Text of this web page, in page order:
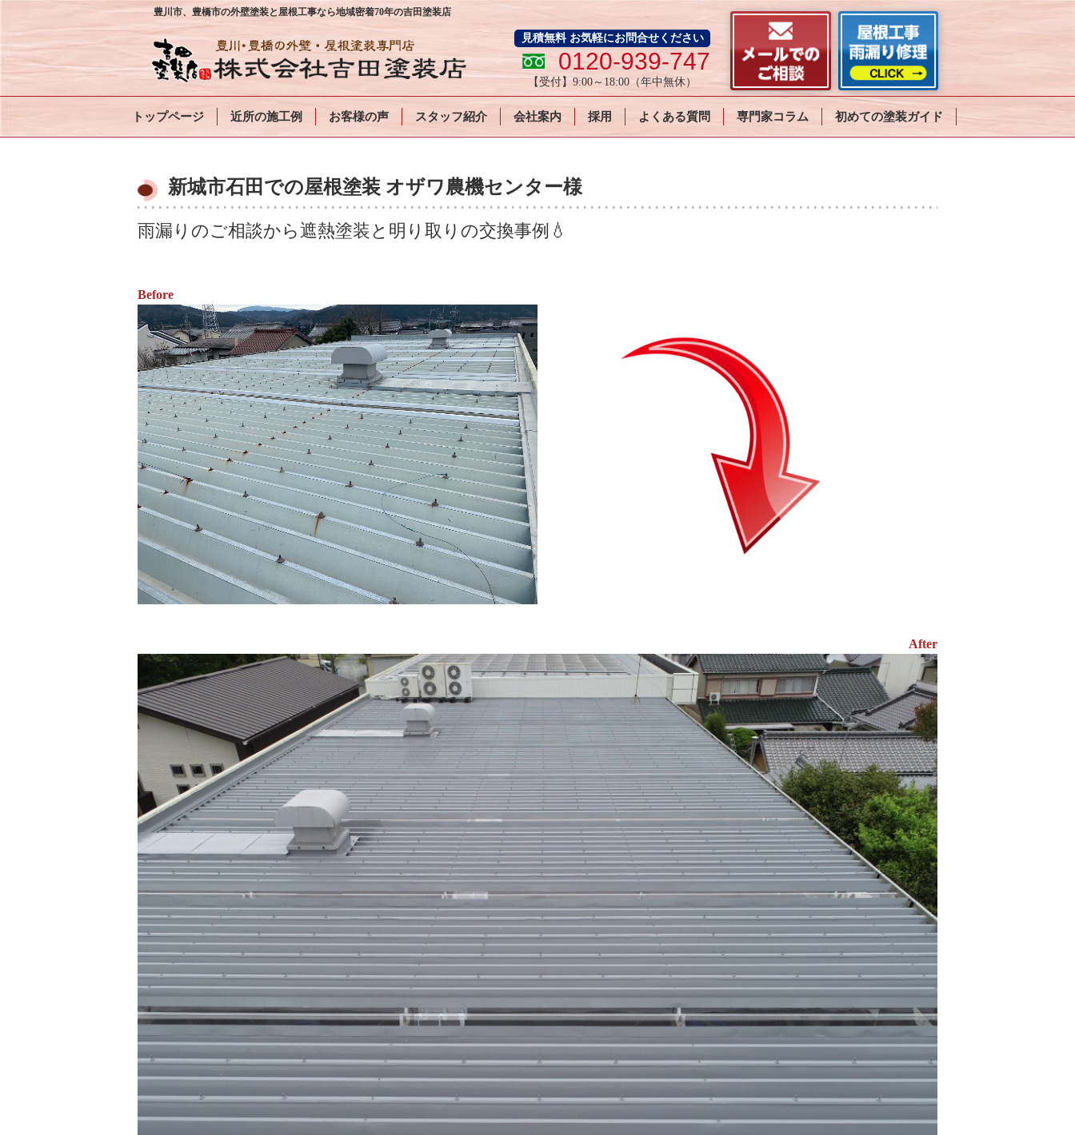
豊川市、豊橋市の外壁塗装と屋根工事なら地域密着70年の吉田塗装店
見積無料 お気軽にお問合せください
0120-939-747
【受付】9:00～18:00 （年中無休）
トップページ 近所の施工例 お客様の声 スタッフ紹介 会社案内 採用 よくある質問 専門家コラム 初めての塗装ガイド
新城市石田での屋根塗装 オザワ農機センター様
雨漏りのご相談から遮熱塗装と明り取りの交換事例💧
Before
After